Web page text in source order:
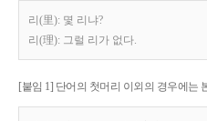
리(里): 몇 리냐?
리(理): 그럴 리가 없다.
[붙임 1] 단어의 첫머리 이외의 경우에는